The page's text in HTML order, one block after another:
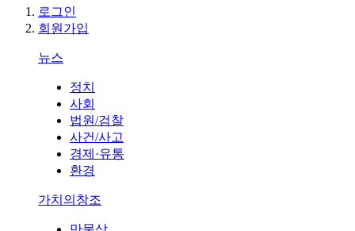
로그인
회원가입
뉴스
정치
사회
법원/검찰
사건/사고
경제·유통
환경
가치의창조